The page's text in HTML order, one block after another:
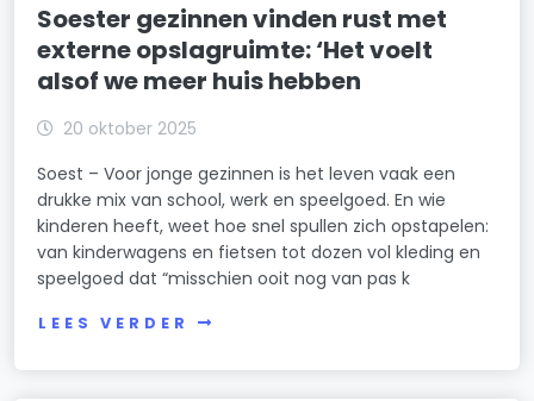
Soester gezinnen vinden rust met
externe opslagruimte: ‘Het voelt
alsof we meer huis hebben
20 oktober 2025
Soest – Voor jonge gezinnen is het leven vaak een
drukke mix van school, werk en speelgoed. En wie
kinderen heeft, weet hoe snel spullen zich opstapelen:
van kinderwagens en fietsen tot dozen vol kleding en
speelgoed dat “misschien ooit nog van pas k
LEES VERDER